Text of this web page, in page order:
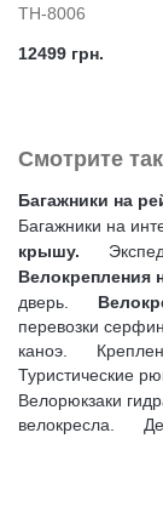
TH-8006
12499 грн.
Смотрите
Багажники на
Багажники на
крышу.
Велокрепления
дверь.
перевозки
каноэ.
Туристические
Велорюкзаки
велокресла.